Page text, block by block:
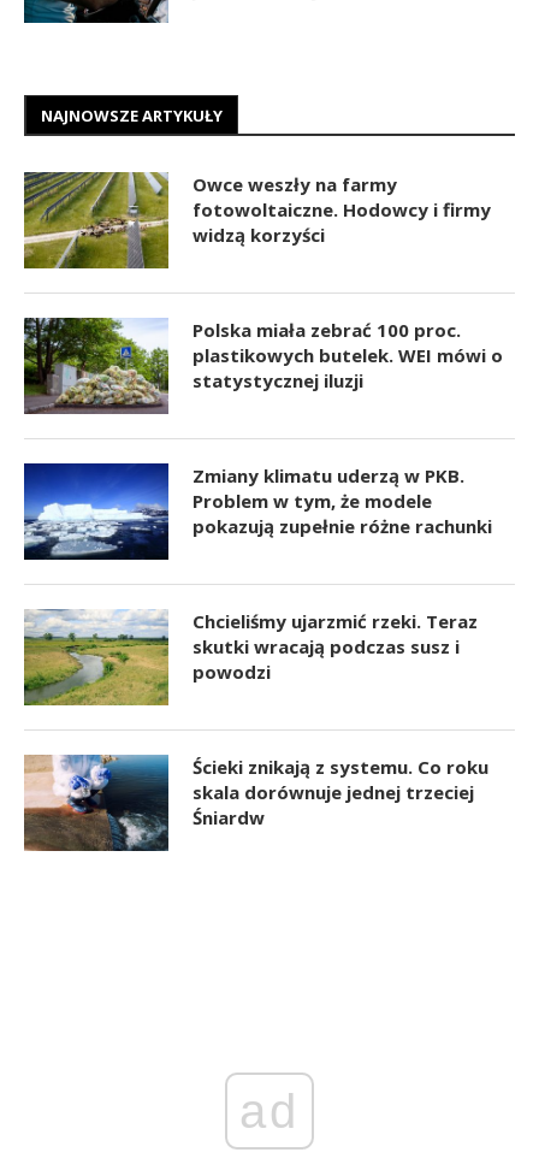
NAJNOWSZE ARTYKUŁY
Owce weszły na farmy
fotowoltaiczne. Hodowcy i firmy
widzą korzyści
Polska miała zebrać 100 proc.
plastikowych butelek. WEI mówi o
statystycznej iluzji
Zmiany klimatu uderzą w PKB.
Problem w tym, że modele
pokazują zupełnie różne rachunki
Chcieliśmy ujarzmić rzeki. Teraz
skutki wracają podczas susz i
powodzi
Ścieki znikają z systemu. Co roku
skala dorównuje jednej trzeciej
Śniardw
ad